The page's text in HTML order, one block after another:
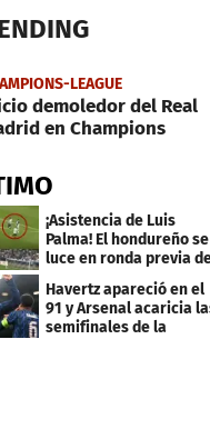
LEAGUE
demoledor del Real
en Champions
¡Asistencia de Luis
Palma! El hondureño se
luce en ronda previa
Havertz apareció en el
91 y Arsenal acaricia
semifinales de la